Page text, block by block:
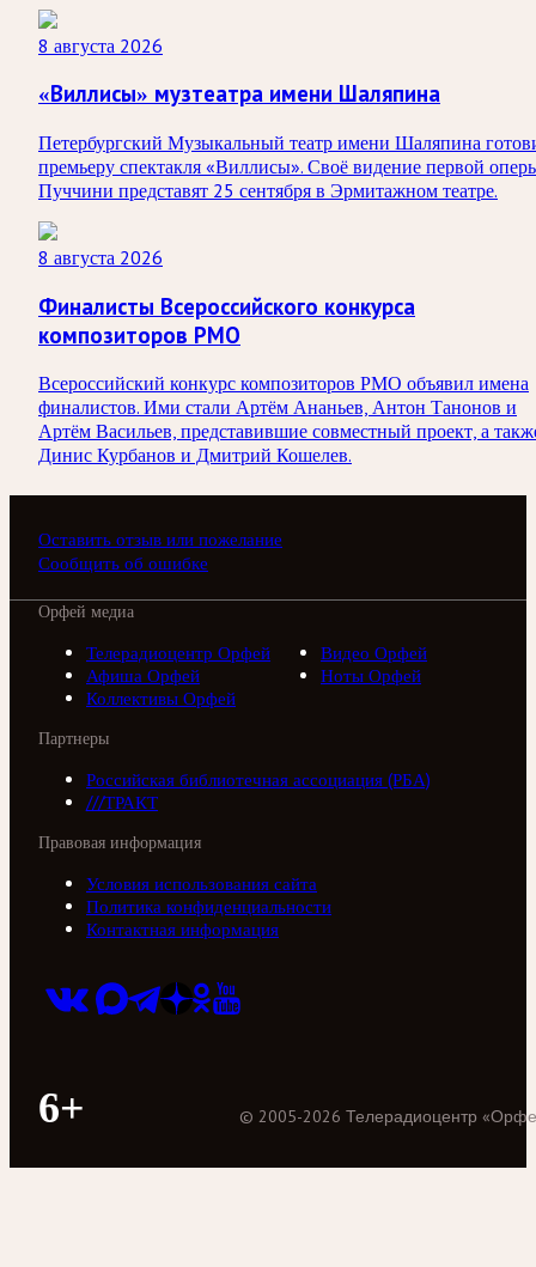
8 августа 2026
«Виллисы» музтеатра имени Шаляпина
Петербургский Музыкальный театр имени Шаляпина
премьеру спектакля «Виллисы». Своё видение первой
Пуччини представят 25 сентября в Эрмитажном театре.
8 августа 2026
Финалисты Всероссийского конкурса
композиторов РМО
Всероссийский конкурс композиторов РМО объявил имена
финалистов. Ими стали Артём Ананьев, Антон Танонов и
Артём Васильев, представившие совместный проект, а
Динис Курбанов и Дмитрий Кошелев.
Оставить отзыв или пожелание
Сообщить об ошибке
Орфей медиа
Телерадиоцентр Орфей
Видео Орфей
Афиша Орфей
Ноты Орфей
Коллективы Орфей
Партнеры
Российская библиотечная ассоциация (РБА)
///ТРАКТ
Правовая информация
Условия использования сайта
Политика конфиденциальности
Контактная информация
6+ © 2005-2026 Телерадиоцентр